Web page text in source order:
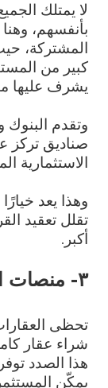
لا يمتلك
بأنفسهم،
المشتركة،
كبير من
يشرف عليها
وتقدم
صناديق تركز
الاستثمارية
وهذا يعد خيارًا
تقلل تعقيد
أكبر.
٣- منصات الاستثمار العقاري
تحظى
شراء عقار
هذا الصدد
يمكّن